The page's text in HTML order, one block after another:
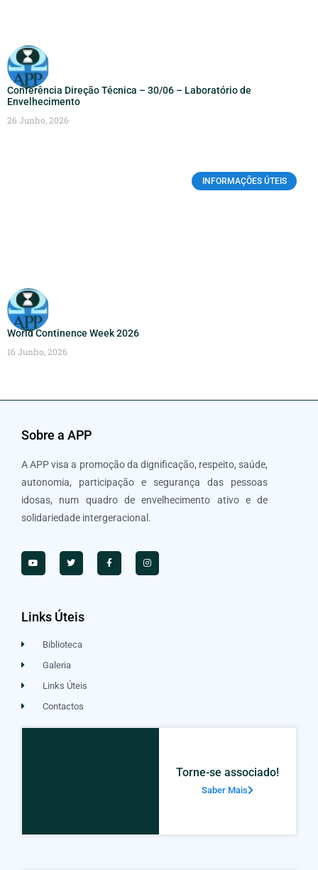
Conferência Direção Técnica – 30/06 – Laboratório de
Envelhecimento
26 Junho, 2026
INFORMAÇÕES ÚTEIS
World Continence Week 2026
16 Junho, 2026
Sobre a APP
A APP visa a promoção da dignificação, respeito, saúde,
autonomia, participação e segurança das pessoas
idosas, num quadro de envelhecimento ativo e de
solidariedade intergeracional.
Links Úteis
Biblioteca
Galeria
Links Úteis
Contactos
Torne-se associado!
Saber Mais